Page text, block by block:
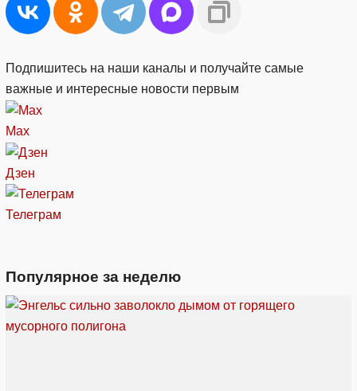
Подпишитесь на наши каналы и получайте самые
важные и интересные новости первым
Max
Дзен
Телеграм
Популярное за неделю